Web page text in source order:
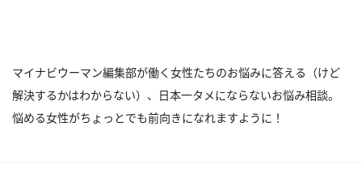
マイナビウーマン編集部が働く女性たちのお悩みに答える（けど
解決するかはわからない）、日本一タメにならないお悩み相談。
悩める女性がちょっとでも前向きになれますように！